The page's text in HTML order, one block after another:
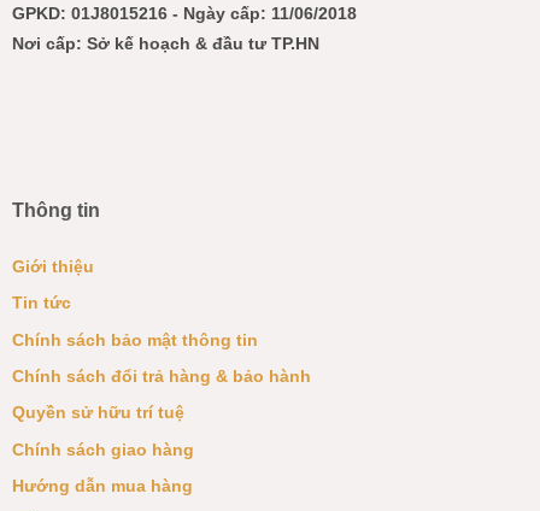
GPKD: 01J8015216 - Ngày cấp: 11/06/2018
Nơi cấp: Sở kế hoạch & đầu tư TP.HN
Thông tin
Giới thiệu
Tin tức
Chính sách bảo mật thông tin
Chính sách đổi trả hàng & bảo hành
Quyền sử hữu trí tuệ
Chính sách giao hàng
Hướng dẫn mua hàng